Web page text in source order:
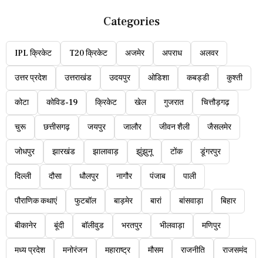
Categories
IPL क्रिकेट T20 क्रिकेट अजमेर अपराध अलवर
उत्तर प्रदेश उत्तराखंड उदयपुर ओडिशा कबड्डी कुश्ती
कोटा कोविड-19 क्रिकेट खेल गुजरात चित्तौड़गढ़
चुरू छत्तीसगढ़ जयपुर जालौर जीवन शैली जैसलमेर
जोधपुर झारखंड झालावाड़ झुंझुनू टोंक डूंगरपुर
दिल्ली दौसा धौलपुर नागौर पंजाब पाली
पौराणिक कथाएं फुटबॉल बाड़मेर बारां बांसवाड़ा बिहार
बीकानेर बूंदी बॉलीवुड भरतपुर भीलवाड़ा मणिपुर
मध्य प्रदेश मनोरंजन महाराष्ट्र मौसम राजनीति राजसमंद